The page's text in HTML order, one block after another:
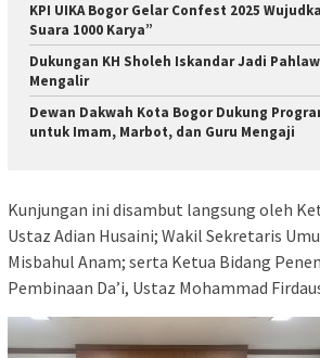
KPI UIKA Bogor Gelar Confest 2025
Suara 1000 Karya”
Dukungan KH Sholeh Iskandar Jadi
Mengalir
Dewan Dakwah Kota Bogor Dukung
untuk Imam, Marbot, dan Guru Mengaji
Kunjungan ini disambut langsung oleh
Ustaz Adian Husaini; Wakil Sekretaris
Misbahul Anam; serta Ketua Bidang
Pembinaan Da’i, Ustaz Mohammad